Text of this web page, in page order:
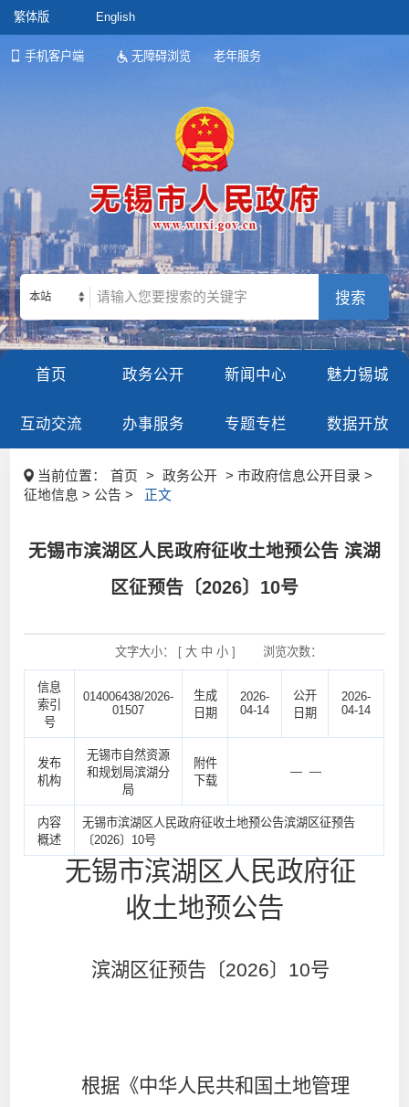
繁体版 English
手机客户端 无障碍浏览 老年服务
本站
首页 政务公开 新闻中心 魅力锡城
互动交流 办事服务 专题专栏 数据开放
当前位置： 首页 > 政务公开
> 市政府信息公开目录 >
征地信息 > 公告 >
正文
无锡市滨湖区人民政府征收土地预公告 滨湖
区征预告〔2026〕10号
文字大小： [ 大 中 小] 浏览次数：
信息
索引
号
014006438/2026-
01507
生成
日期
2026-
04-14
公开
日期
2026-
04-14
发布
机构
无锡市自然资源
和规划局滨湖分
局
附件
下载
— —
内容
概述
无锡市滨湖区人民政府征收土地预公告滨湖区征预告
〔2026〕10号
无锡市滨湖区人民政府征
收土地预公告
滨湖区征预告〔2026〕 10号
根据《中华人民共和国土地管理